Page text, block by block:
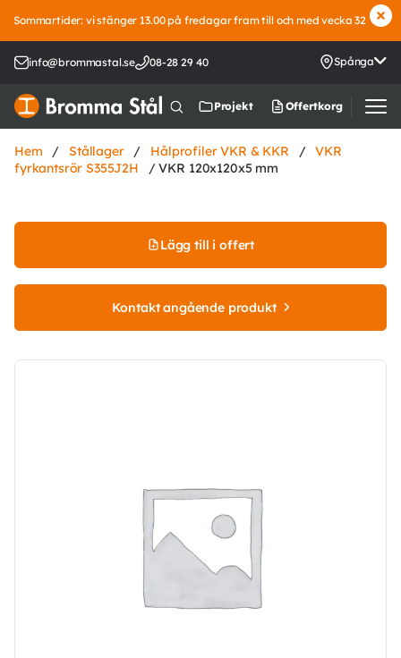
Sommartider: vi stänger 13.00 på fredagar fram till och med vecka 32
info@brommastal.se 08-28 29 40 Spånga
Projekt Offertkorg
Hem / Stållager / Hålprofiler VKR & KKR / VKR
fyrkantsrör S355J2H
/ VKR 120x120x5 mm
Lägg till i offert
Kontakt angående produkt